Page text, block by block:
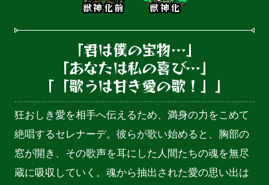
獣神化前 獣神化
「君は僕の宝物…」
「あなたは私の喜び…」
「「歌うは甘き愛の歌！」」
狂おしき愛を相手へ伝えるため、満身の力をこめて
絶唱するセレナーデ。彼らが歌い始めると、胸部の
窓が開き、その歌声を耳にした人間たちの魂を無尽
蔵に吸収していく。魂から抽出された愛の思い出は